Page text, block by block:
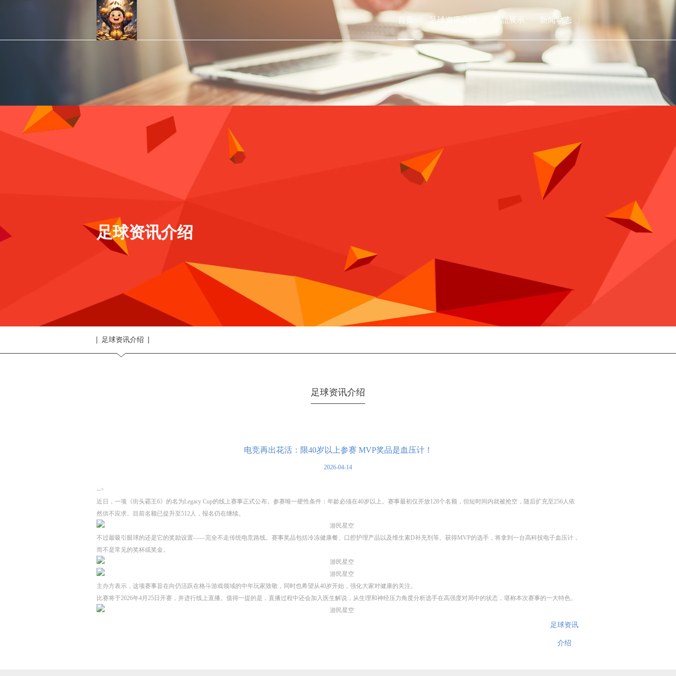
首页 足球资讯介绍 产品展示 新闻动态
足球资讯介绍
足球资讯介绍
足球资讯介绍
电竞再出花活：限40岁以上参赛 MVP奖品是血压计！
2026-04-14
-->
近日，一项《街头霸王6》的名为Legacy Cup的线上赛事正式公布。参赛唯一硬性条件：年龄必须在40岁以上。赛事最初仅开放128个名额，但短时间内就被抢空，随后扩充至256人依
然供不应求。目前名额已提升至512人，报名仍在继续。
不过最吸引眼球的还是它的奖励设置——完全不走传统电竞路线。赛事奖品包括冷冻健康餐、口腔护理产品以及维生素D补充剂等。获得MVP的选手，将拿到一台高科技电子血压计，
而不是常见的奖杯或奖金。
主办方表示，这项赛事旨在向仍活跃在格斗游戏领域的中年玩家致敬，同时也希望从40岁开始，强化大家对健康的关注。
比赛将于2026年4月25日开赛，并进行线上直播。值得一提的是，直播过程中还会加入医生解说，从生理和神经压力角度分析选手在高强度对局中的状态，堪称本次赛事的一大特色。
足球资讯
介绍